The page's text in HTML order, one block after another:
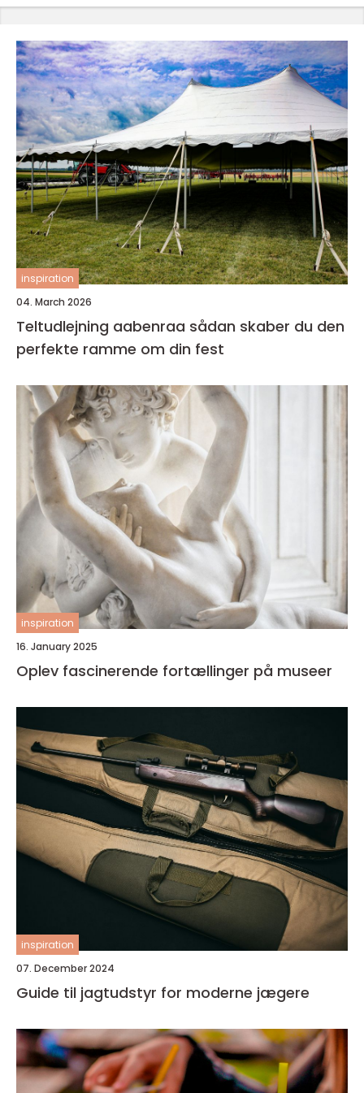
inspiration
04. March 2026
Teltudlejning aabenraa sådan skaber du den
perfekte ramme om din fest
inspiration
16. January 2025
Oplev fascinerende fortællinger på museer
inspiration
07. December 2024
Guide til jagtudstyr for moderne jægere